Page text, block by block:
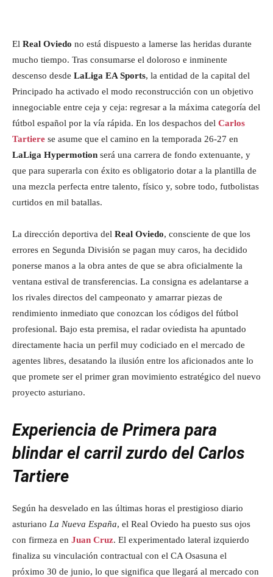
El Real Oviedo no está dispuesto a lamerse las heridas durante
mucho tiempo. Tras consumarse el doloroso e inminente
descenso desde LaLiga EA Sports, la entidad de la capital del
Principado ha activado el modo reconstrucción con un objetivo
innegociable entre ceja y ceja: regresar a la máxima categoría del
fútbol español por la vía rápida. En los despachos del Carlos
Tartiere se asume que el camino en la temporada 26-27 en
LaLiga Hypermotion será una carrera de fondo extenuante, y
que para superarla con éxito es obligatorio dotar a la plantilla de
una mezcla perfecta entre talento, físico y, sobre todo, futbolistas
curtidos en mil batallas.
La dirección deportiva del Real Oviedo, consciente de que los
errores en Segunda División se pagan muy caros, ha decidido
ponerse manos a la obra antes de que se abra oficialmente la
ventana estival de transferencias. La consigna es adelantarse a
los rivales directos del campeonato y amarrar piezas de
rendimiento inmediato que conozcan los códigos del fútbol
profesional. Bajo esta premisa, el radar oviedista ha apuntado
directamente hacia un perfil muy codiciado en el mercado de
agentes libres, desatando la ilusión entre los aficionados ante lo
que promete ser el primer gran movimiento estratégico del nuevo
proyecto asturiano.
Experiencia de Primera para
blindar el carril zurdo del Carlos
Tartiere
Según ha desvelado en las últimas horas el prestigioso diario
asturiano La Nueva España, el Real Oviedo ha puesto sus ojos
con firmeza en Juan Cruz. El experimentado lateral izquierdo
finaliza su vinculación contractual con el CA Osasuna el
próximo 30 de junio, lo que significa que llegará al mercado con